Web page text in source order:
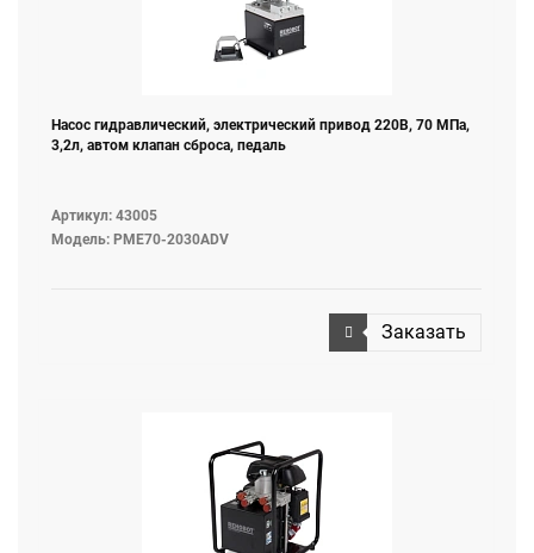
Насос гидравлический, электрический привод 220В, 70 МПа,
3,2л, автом клапан сброса, педаль
Артикул: 43005
Модель: PME70-2030ADV
Заказать